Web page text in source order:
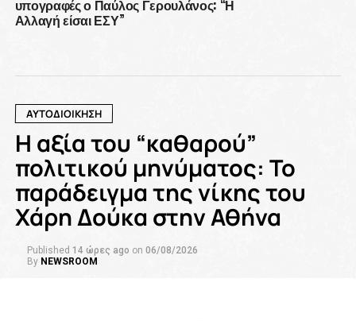
υπογραφές ο Παύλος Γερουλάνος: “Η
Αλλαγή είσαι ΕΣΥ”
ΑΥΤΟΔΙΟΙΚΗΣΗ
Η αξία του “καθαρού”
πολιτικού μηνύματος: Το
παράδειγμα της νίκης του
Χάρη Δούκα στην Αθήνα
Published 14 ώρες ago on 06/08/2026
By NEWSROOM